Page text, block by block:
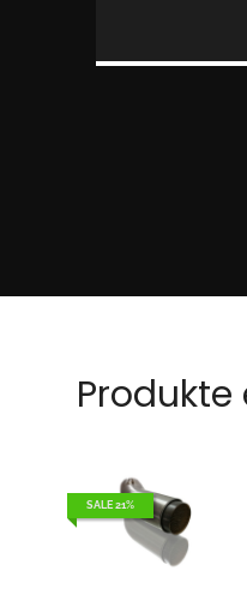
SALE 21%